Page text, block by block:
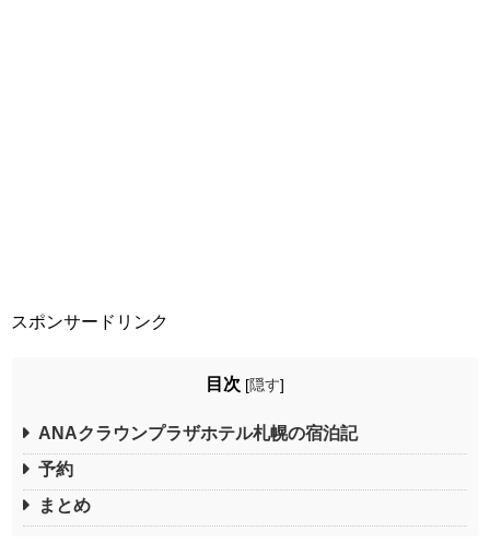
スポンサードリンク
目次 [隠す]
ANAクラウンプラザホテル札幌の宿泊記
予約
まとめ